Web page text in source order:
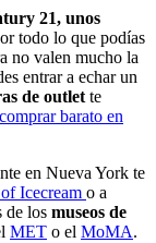
21, unos
todo lo que podías
no valen mucho la
entrar a echar un
de outlet te
barato en
en Nueva York te
Icecream o a
de los museos de
MET o el MoMA.